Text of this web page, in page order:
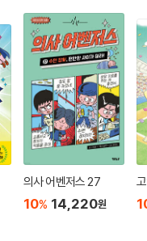
의사 어벤저스 27
10% 14,220원